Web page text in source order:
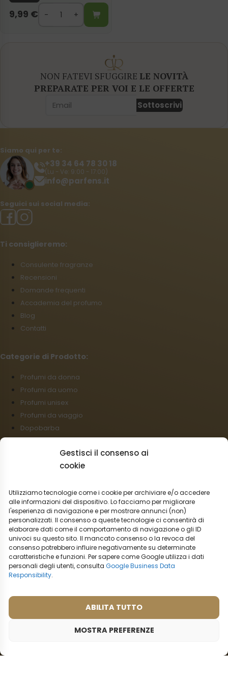
Gestisci il consenso ai
cookie
Utilizziamo tecnologie come i cookie per archiviare e/o accedere
alle informazioni del dispositivo. Lo facciamo per migliorare
l'esperienza di navigazione e per mostrare annunci (non)
personalizzati. Il consenso a queste tecnologie ci consentirà di
elaborare dati come il comportamento di navigazione o gli ID
univoci su questo sito. Il mancato consenso o la revoca del
consenso potrebbero influire negativamente su determinate
caratteristiche e funzioni. Per sapere come Google utilizza i dati
personali degli utenti, consultaGoogle Business Data
Responsibility.
ABILITA TUTTO
MOSTRA PREFERENZE
9,99 €
NON FATEVI SFUGGIRE LE NOVITÀ
PREPARATE PER VOI E LE OFFERTE
Sottoscrivi
Siamo qui per te:
+39 34 64 78 30 18
(Lu - Ve: 9:00 - 17:00)
info@parfens.it
Seguici sui social media:
Ti consiglieremo:
Consulente fragranze
Recensioni
Domande frequenti
Accademia del profumo
Blog
Contatti
Categorie di Prodotto:
Profumi da donna
Profumi da uomo
Profumi unisex
Profumi da viaggio
Dopobarba
Condizioni commerciali
Regolamento per I reclami
Informazioni sulla spedizione
Impostazioni cookies
Vendita all’ingrosso
Recesso dal contratto
Italiano
Opzioni di trasporto:
Opzioni di pagamento: